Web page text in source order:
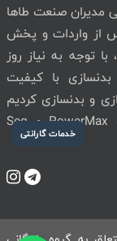
خدمات گارانتی
مدیران صنعت طاها
از واردات و پخش
توجه به نیاز روز
با کیفیت
و بدنسازی کردیم
و نماینده انحصاری برندهای معتبر mbh و PowerMax و Seg